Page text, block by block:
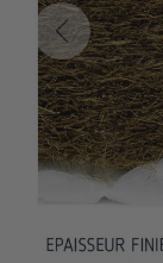
Previous